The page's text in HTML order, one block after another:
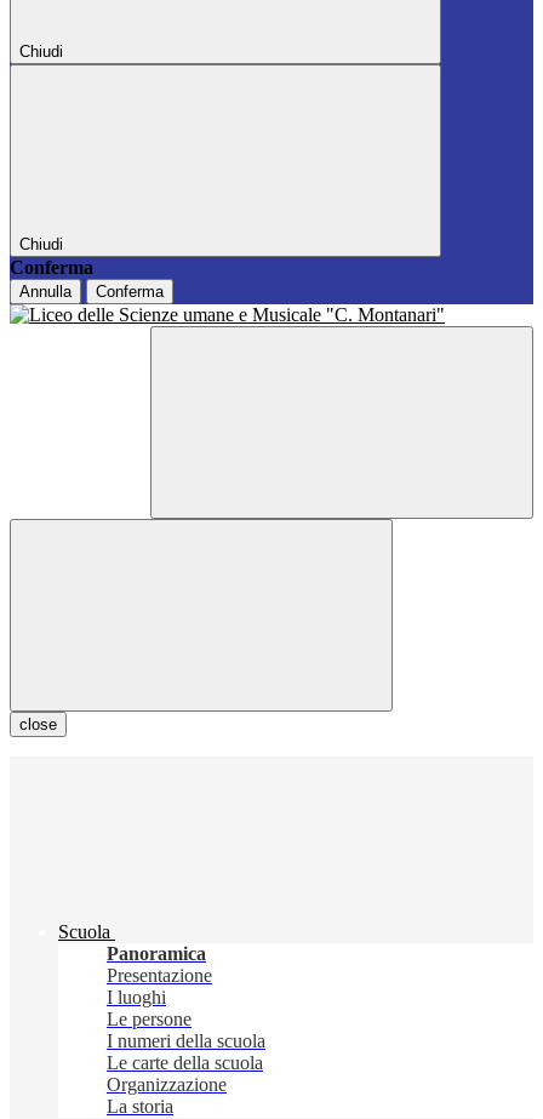
Chiudi
Chiudi
Conferma
Annulla Conferma
close
Scuola
Panoramica
Presentazione
I luoghi
Le persone
I numeri della scuola
Le carte della scuola
Organizzazione
La storia